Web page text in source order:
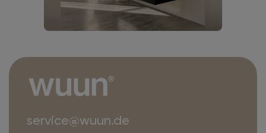
service@wuun.de